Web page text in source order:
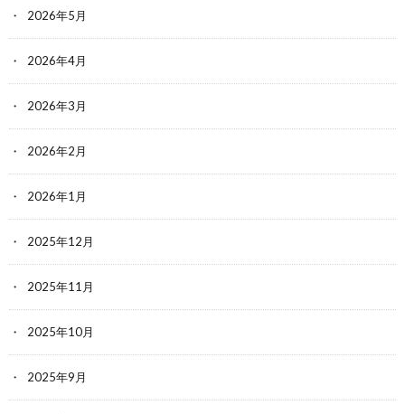
2026年5月
2026年4月
2026年3月
2026年2月
2026年1月
2025年12月
2025年11月
2025年10月
2025年9月